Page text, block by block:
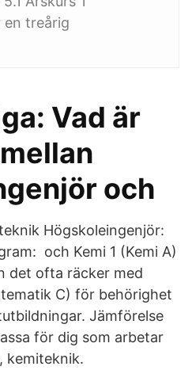
en treårig
Vad är
och
Högskoleingenjör:
och Kemi 1 (Kemi A)
det ofta räcker med
C) för behörighet
Jämförelse
för dig som arbetar
kemiteknik.